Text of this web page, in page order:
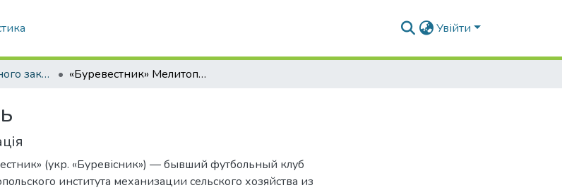
Увійти
Літопис навчального закладу: МІМСГ-ТДАТА-ТДАТУ «Буревестник» Мелитополь
(укр. «Буревісник») — бывший футбольный клуб
института механизации сельского хозяйства из